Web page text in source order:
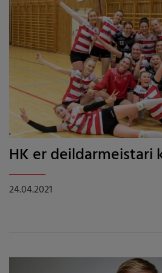
HK er deildarmeistari
24.04.2021